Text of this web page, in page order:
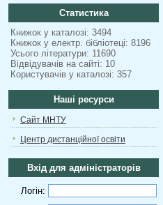
Статистика
Книжок у каталозі: 3494
Книжок у електр. бібліотеці: 8196
Усього літератури: 11690
Відвідувачів на сайті: 10
Користувачів у каталозі: 357
Наші ресурси
Сайт МНТУ
Центр дистанційної освіти
Вхід для адміністраторів
Логін: